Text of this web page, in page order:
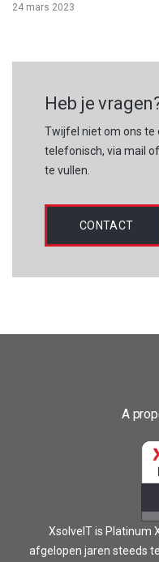
24 mars 2023
Heb je
Twijfel niet om ons te
telefonisch, via mail
te vullen.
CONTACT
A
XsolveIT is Platinum
afgelopen jaren steeds